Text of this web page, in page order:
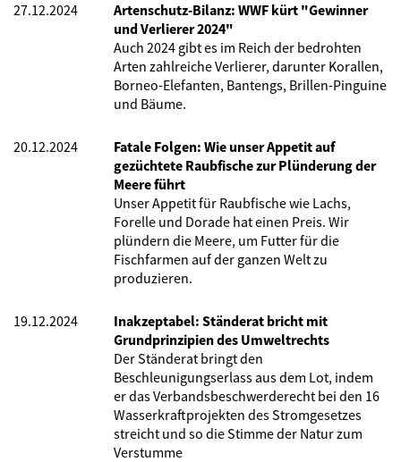
27.12.2024
Artenschutz-Bilanz: WWF kürt "Gewinner
und Verlierer 2024"
Auch 2024 gibt es im Reich der bedrohten
Arten zahlreiche Verlierer, darunter Korallen,
Borneo-Elefanten, Bantengs, Brillen-Pinguine
und Bäume.
20.12.2024
Fatale Folgen: Wie unser Appetit auf
gezüchtete Raubfische zur Plünderung der
Meere führt
Unser Appetit für Raubfische wie Lachs,
Forelle und Dorade hat einen Preis. Wir
plündern die Meere, um Futter für die
Fischfarmen auf der ganzen Welt zu
produzieren.
19.12.2024
Inakzeptabel: Ständerat bricht mit
Grundprinzipien des Umweltrechts
Der Ständerat bringt den
Beschleunigungserlass aus dem Lot, indem
er das Verbandsbeschwerderecht bei den 16
Wasserkraftprojekten des Stromgesetzes
streicht und so die Stimme der Natur zum
Verstumme